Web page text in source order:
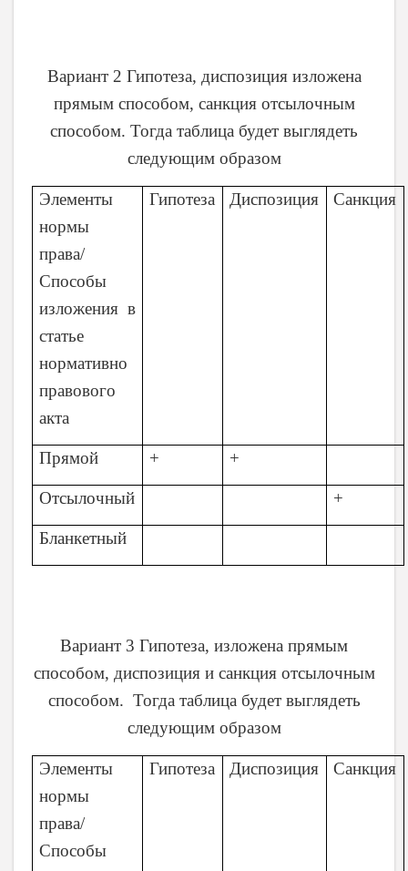
Вариант 2 Гипотеза, диспозиция изложена
прямым способом, санкция отсылочным
способом. Тогда таблица будет выглядеть
следующим образом
Элементы
нормы
права/
Способы
изложения в
статье
нормативно
правового
акта
Гипотеза Диспозиция Санкция
Прямой + +
Отсылочный +
Бланкетный
Вариант 3 Гипотеза, изложена прямым
способом, диспозиция и санкция отсылочным
способом. Тогда таблица будет выглядеть
следующим образом
Элементы
нормы
права/
Способы
Гипотеза Диспозиция Санкция